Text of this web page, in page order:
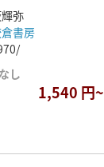
弥
書房
し
1,540 円~